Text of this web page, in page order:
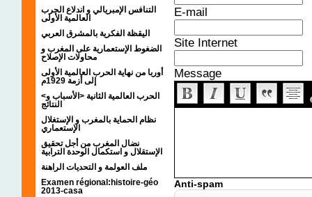
التنافس الإمبريالي و اندلاع الحرب
العالمية الأولى
اليقظة الفكرية بالمشرق العربي
الضغوط الإستعمارية على المغرب و
محاولات الإصلاح
أوربا من نهاية الحرب العالمية الأولى
إلى أزمة 1929م
<الحرب العالمية الثانية <الأسباب و
النتائج
نظام الحماية بالمغرب و الإستغلال
الإستعماري
نضال المغرب من أجل تحقيق
الإستقلال و استكمال الوحدة الترابية
ملف العولمة و التحديات الراهنة
Examen régional:histoire-géo
2013-casa
E-mail
Site Internet
Message
Anti-spam